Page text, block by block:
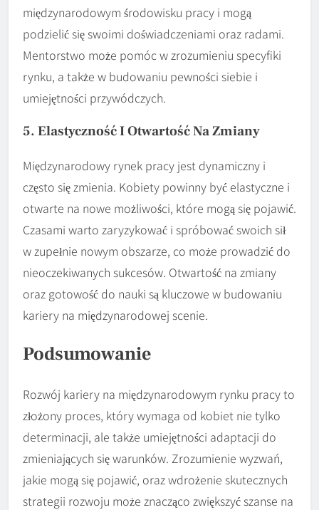
międzynarodowym środowisku pracy i mogą
podzielić się swoimi doświadczeniami oraz radami.
Mentorstwo może pomóc w zrozumieniu specyfiki
rynku, a także w budowaniu pewności siebie i
umiejętności przywódczych.
5. Elastyczność I Otwartość Na Zmiany
Międzynarodowy rynek pracy jest dynamiczny i
często się zmienia. Kobiety powinny być elastyczne i
otwarte na nowe możliwości, które mogą się pojawić.
Czasami warto zaryzykować i spróbować swoich sił
w zupełnie nowym obszarze, co może prowadzić do
nieoczekiwanych sukcesów. Otwartość na zmiany
oraz gotowość do nauki są kluczowe w budowaniu
kariery na międzynarodowej scenie.
Podsumowanie
Rozwój kariery na międzynarodowym rynku pracy to
złożony proces, który wymaga od kobiet nie tylko
determinacji, ale także umiejętności adaptacji do
zmieniających się warunków. Zrozumienie wyzwań,
jakie mogą się pojawić, oraz wdrożenie skutecznych
strategii rozwoju może znacząco zwiększyć szanse na